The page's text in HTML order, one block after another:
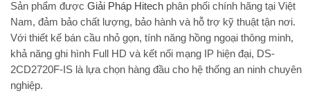
Sản phẩm được Giải Pháp Hitech phân phối chính hãng tại Việt
Nam, đảm bảo chất lượng, bảo hành và hỗ trợ kỹ thuật tận nơi.
Với thiết kế bán cầu nhỏ gọn, tính năng hồng ngoại thông minh,
khả năng ghi hình Full HD và kết nối mạng IP hiện đại, DS-
2CD2720F-IS là lựa chọn hàng đầu cho hệ thống an ninh chuyên
nghiệp.